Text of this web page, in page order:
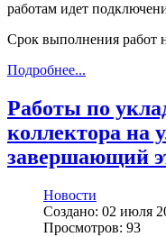
работам идет
Срок выполнения работ
Подробнее...
Работы по
коллектора на
завершающий
Новости
Создано: 02 июля
Просмотров: 93